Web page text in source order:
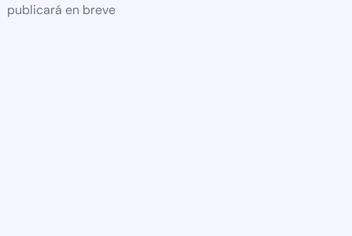
publicará en breve